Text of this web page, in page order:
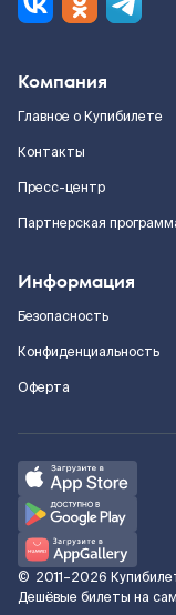
Компания
Главное о Купибилете
Контакты
Пресс-центр
Партнерская
Информация
Безопасность
Конфиденциальность
Оферта
© 2011–2026
Дешёвые билеты на